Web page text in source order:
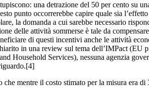
una detrazione del 50 per cento su
punto occorrerebbe capire quale sia
la domanda a cui sarebbe necessario
delle attività sommerse è tale da
di questi incentivi anche le attività
in una review sul tema dell’IMPact (EU
Household Services), nessuna agenzia
che mentre il costo stimato per la misura era